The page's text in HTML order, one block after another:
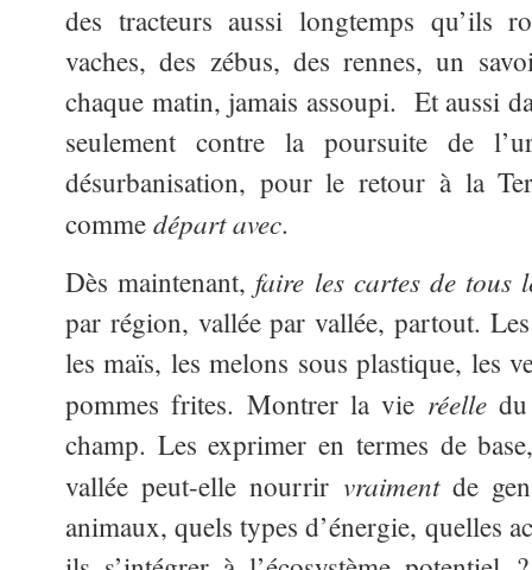
des tracteurs aussi longtemps qu’ils
vaches, des zébus, des rennes, un
chaque matin, jamais assoupi. Et aussi
seulement contre la poursuite de
désurbanisation, pour le retour à la
commedépart avec.
Dès maintenant, faire les cartes de tous
par région, vallée par vallée, partout.
les maïs, les melons sous plastique, les
pommes frites. Montrer la vie réelledu
champ. Les exprimer en termes de
vallée peut-elle nourrir vraimentde
animaux, quels types d’énergie, quelles